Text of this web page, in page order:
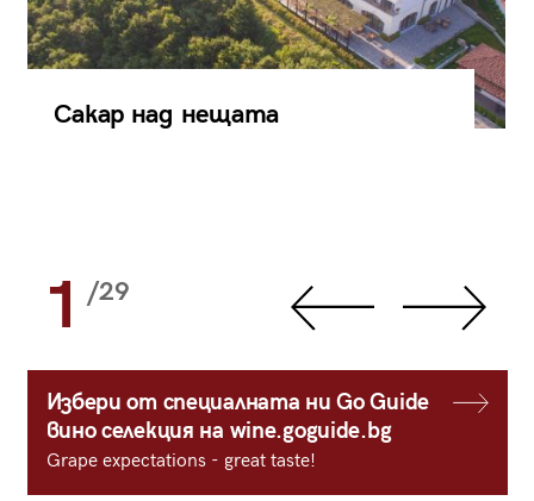
Сакар над нещата
1 /29
Избери от специалната ни Go Guide
вино селекция на wine.goguide.bg
Grape expectations - great taste!